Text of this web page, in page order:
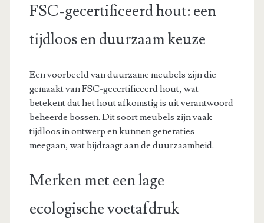
FSC-gecertificeerd hout: een
tijdloos en duurzaam keuze
Een voorbeeld van duurzame meubels zijn die
gemaakt van FSC-gecertificeerd hout, wat
betekent dat het hout afkomstig is uit verantwoord
beheerde bossen. Dit soort meubels zijn vaak
tijdloos in ontwerp en kunnen generaties
meegaan, wat bijdraagt aan de duurzaamheid.
Merken met een lage
ecologische voetafdruk